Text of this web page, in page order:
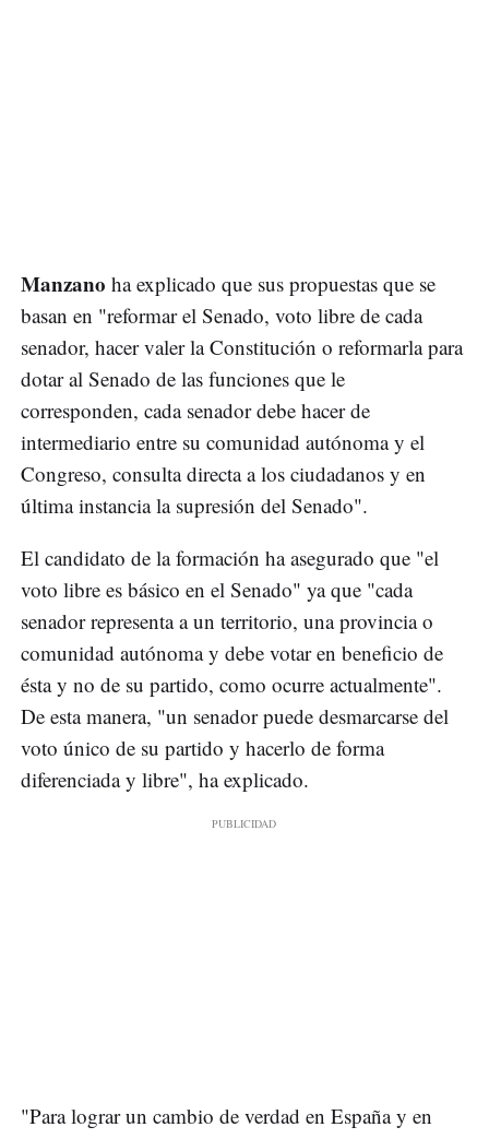
Manzano ha explicado que sus propuestas que se
basan en "reformar el Senado, voto libre de cada
senador, hacer valer la Constitución o reformarla para
dotar al Senado de las funciones que le
corresponden, cada senador debe hacer de
intermediario entre su comunidad autónoma y el
Congreso, consulta directa a los ciudadanos y en
última instancia la supresión del Senado".
El candidato de la formación ha asegurado que "el
voto libre es básico en el Senado" ya que "cada
senador representa a un territorio, una provincia o
comunidad autónoma y debe votar en beneficio de
ésta y no de su partido, como ocurre actualmente".
De esta manera, "un senador puede desmarcarse del
voto único de su partido y hacerlo de forma
diferenciada y libre", ha explicado.
"Para lograr un cambio de verdad en España y en